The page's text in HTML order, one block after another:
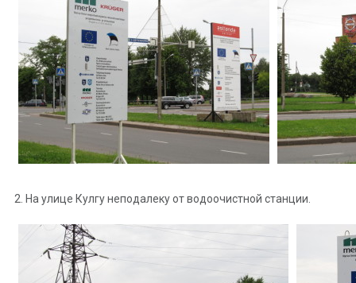
2. На улице Кулгу неподалеку от водоочистной станции.